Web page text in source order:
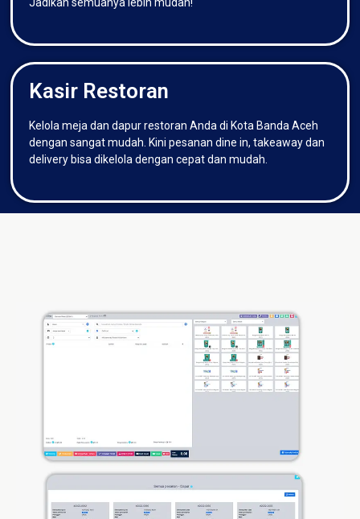
Kasir Restoran
Kelola meja dan dapur restoran Anda di Kota Banda Aceh
dengan sangat mudah. Kini pesanan dine in, takeaway dan
delivery bisa dikelola dengan cepat dan mudah.